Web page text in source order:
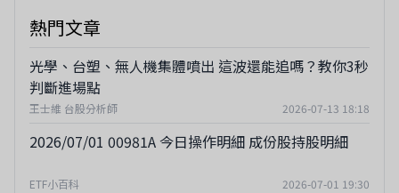
熱門文章
光學、台塑、無人機集體噴出 這波還能追嗎？教你3秒
判斷進場點
王士維 台股分析師 2026-07-13 18:18
2026/07/01 00981A 今日操作明細 成份股持股明細
ETF小百科 2026-07-01 19:30